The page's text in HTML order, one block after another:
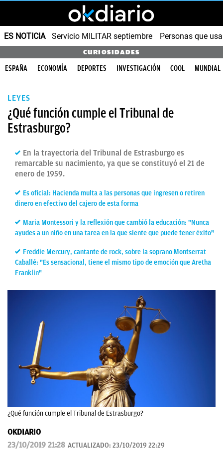
ES NOTICIA Servicio MILITAR septiembre Personas que
CURIOSIDADES
ESPAÑA ECONOMÍA DEPORTES INVESTIGACIÓN COOL MUNDIAL
LEYES
¿Qué función cumple el Tribunal de
Estrasburgo?
En la trayectoria del Tribunal de Estrasburgo es
remarcable su nacimiento, ya que se constituyó el 21 de
enero de 1959.
Es oficial: Hacienda multa a las personas que ingresen o retiren
dinero en efectivo del cajero de esta forma
Maria Montessori y la reflexión que cambió la educación: "Nunca
ayudes a un niño en una tarea en la que siente que puede tener éxito"
Freddie Mercury, cantante de rock, sobre la soprano Montserrat
Caballé: "Es sensacional, tiene el mismo tipo de emoción que Aretha
Franklin"
¿Qué función cumple el Tribunal de Estrasburgo?
OKDIARIO
23/10/2019 21:28 ACTUALIZADO: 23/10/2019 22:29